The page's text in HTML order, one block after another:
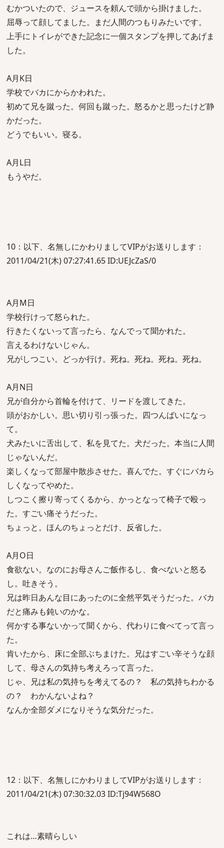
むかついたので、ジュースを頼んで頭から掛けました。
屈辱って顔してました。まだ人間のつもりみたいです。
上手にトイレができた記念に一個スタンプを押してあげま
した。
A月K日
学校でバカにからかわれた。
初めて兄を蹴った。何回も蹴った。怒るかと思ったけど静
かだった。
どうでもいい。寝る。
A月L日
もうやだ。
10：以下、名無しにかわりましてVIPがお送りします：
2011/04/21(木) 07:27:41.65 ID:UEJcZaS/0
A月M日
学校行けって怒られた。
行きたくないって言ったら、なんでって聞かれた。
言えるわけないじゃん。
兄がしつこい。どっか行け。死ね。死ね。死ね。死ね。
A月N日
兄が自分から首輪を付けて、リードを渡してきた。
頭がおかしい。思い切り引っ張った。四つんばいになっ
て。
犬みたいに舌出して、私を見てた。犬だった。本当に人間
じゃないんだ。
楽しくなって部屋中散歩させた。喜んでた。すぐにバカら
しくなってやめた。
しつこく擦り寄ってくるから、かっとなって椅子で殴っ
た。すごい痛そうだった。
ちょっと。ほんのちょっとだけ、反省した。
A月O日
食欲ない。なのにお母さんご飯作るし、食べないと怒る
し。吐きそう。
兄は昨日あんな目にあったのに全然平気そうだった。バカ
だと痛みも鈍いのかな。
何かする事ないかって聞くから、代わりに食べてって言っ
た。
肯いたから、床に全部ぶちまけた。兄はすごい辛そうな顔
して、母さんの気持ち考えろって言った。
じゃ、兄は私の気持ちを考えてるの？ 私の気持ちわかる
の？ わかんないよね？
なんか全部ダメになりそうな気分だった。
12：以下、名無しにかわりましてVIPがお送りします：
2011/04/21(木) 07:30:32.03 ID:Tj94W568O
これは…素晴らしい